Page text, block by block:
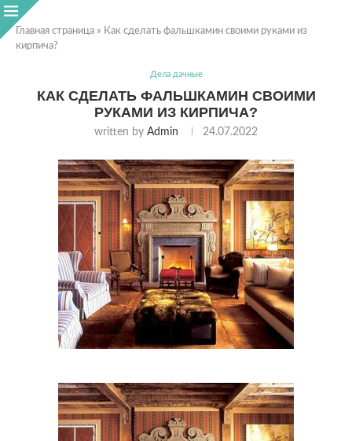
Главная страница » Как сделать фальшкамин своими руками из
кирпича?
Дела дачные
КАК СДЕЛАТЬ ФАЛЬШКАМИН СВОИМИ
РУКАМИ ИЗ КИРПИЧА?
written by Admin 24.07.2022